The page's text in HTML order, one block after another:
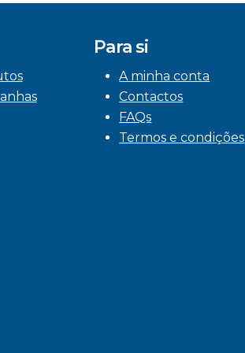
Para si
A minha conta
Contactos
FAQs
Termos e condições